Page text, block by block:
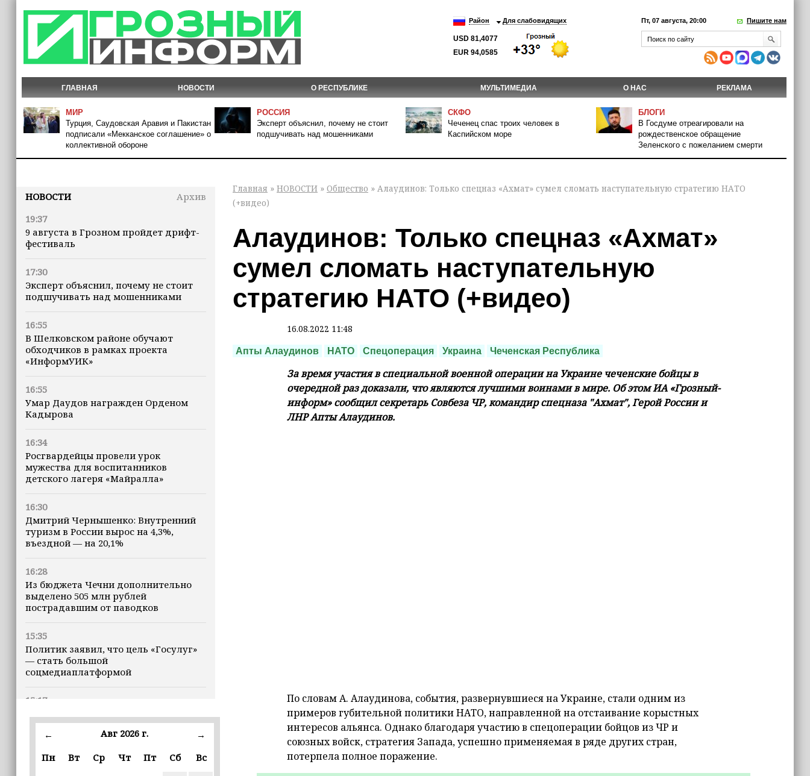
Район Для слабовидящих
USD 81,4077
EUR 94,0585
Пт, 07 августа, 20:00 Пишите нам
ГЛАВНАЯ НОВОСТИ О РЕСПУБЛИКЕ МУЛЬТИМЕДИА О НАС РЕКЛАМА
МИР
Турция, Саудовская Аравия и Пакистан
подписали «Мекканское соглашение» о
коллективной обороне
РОССИЯ
Эксперт объяснил, почему не стоит
подшучивать над мошенниками
СКФО
Чеченец спас троих человек в
Каспийском море
БЛОГИ
В Госдуме отреагировали на
рождественское обращение
Зеленского с пожеланием смерти
НОВОСТИ
Архив
19:37
9 августа в Грозном пройдет дрифт-
фестиваль
17:30
Эксперт объяснил, почему не стоит
подшучивать над мошенниками
16:55
В Шелковском районе обучают
обходчиков в рамках проекта
«ИнформУИК»
16:55
Умар Даудов награжден Орденом
Кадырова
16:34
Росгвардейцы провели урок
мужества для воспитанников
детского лагеря «Майралла»
16:30
Дмитрий Чернышенко: Внутренний
туризм в России вырос на 4,3%,
въездной — на 20,1%
16:28
Из бюджета Чечни дополнительно
выделено 505 млн рублей
пострадавшим от паводков
15:35
Политик заявил, что цель «Госулуг»
— стать большой
соцмедиаплатформой
15:17
готовы к приёму голосов
избирателей
15:02
← Авг 2026 г.
→
Пн
Вт Ср Чт Пт Сб Вс
Главная » НОВОСТИ » Общество » Алаудинов: Только спецназ «Ахмат» сумел сломать наступательную стратегию НАТО
(+видео)
Алаудинов: Только спецназ «Ахмат»
сумел сломать наступательную
стратегию НАТО (+видео)
16.08.2022 11:48
Апты Алаудинов НАТО Спецоперация Украина Чеченская Республика
За время участия в специальной военной операции на Украине чеченские бойцы в
очередной раз доказали, что являются лучшими воинами в мире. Об этом ИА «Грозный-
информ» сообщил секретарь Совбеза ЧР, командир спецназа "Ахмат", Герой России и
ЛНР Апты Алаудинов.
По словам А. Алаудинова, события, развернувшиеся на Украине, стали одним из
примеров губительной политики НАТО, направленной на отстаивание корыстных
интересов альянса. Однако благодаря участию в спецоперации бойцов из ЧР и
союзных войск, стратегия Запада, успешно применяемая в ряде других стран,
потерпела полное поражение.